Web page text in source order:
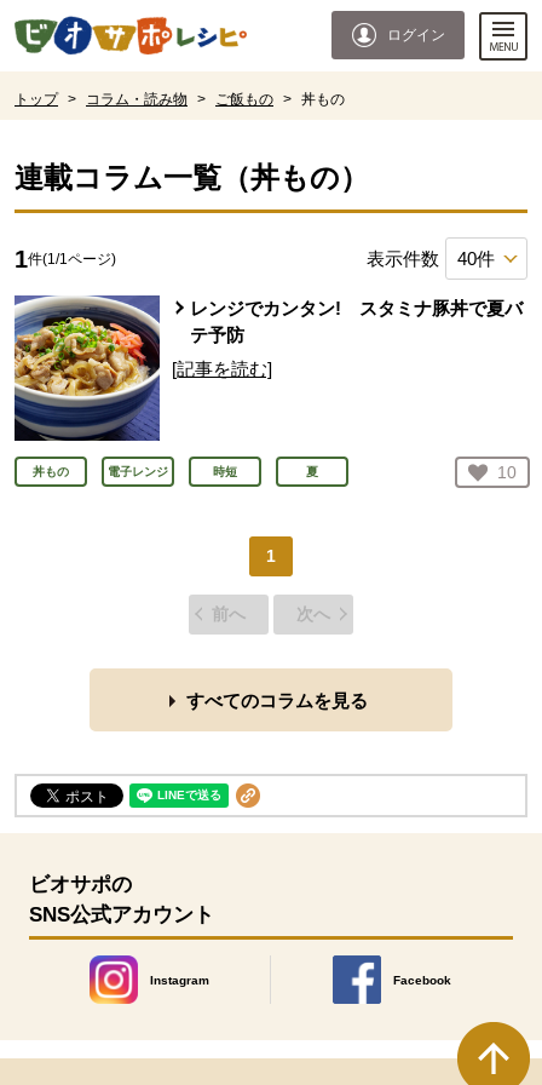
ページの先頭です。
ログイン
トップ > コラム・読み物 > ご飯もの > 丼もの
連載コラム一覧（丼もの）
1件(1 /1 ページ) 表示件数
レンジでカンタン! スタミナ豚丼で夏バ
テ予防
[記事を読む]
丼もの 電子レンジ 時短 夏 お気
10
人
1
前へ 次へ
すべてのコラムを見る
ビオサポの
SNS公式アカウント
Instagram
別のウィンドウで開きます。
Facebook
別のウィンドウで開きます